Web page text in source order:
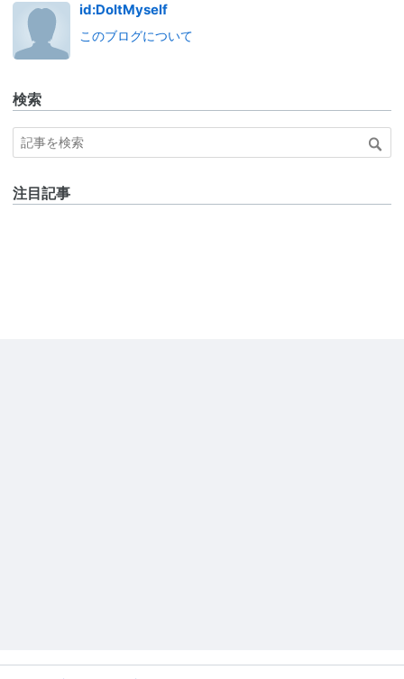
id:DoItMyself
このブログについて
検索
注目記事